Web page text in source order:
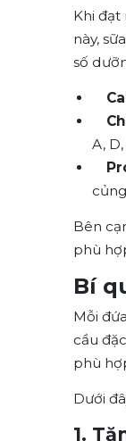
Khi đạt
này,
số
A, D,
Bên
phù
Bí
Mỗi
cầu
phù
Dưới
1.